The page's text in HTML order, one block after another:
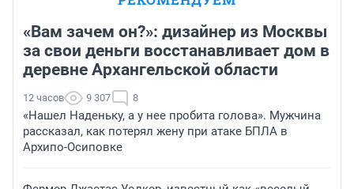
«Вам зачем он?»: дизайнер из Москвы
за свои деньги восстанавливает дом в
деревне Архангельской области
12 часов 9 307 8
«Нашел Наденьку, а у нее пробита голова». Мужчина
рассказал, как потерял жену при атаке БПЛА в
Архипо-Осиповке